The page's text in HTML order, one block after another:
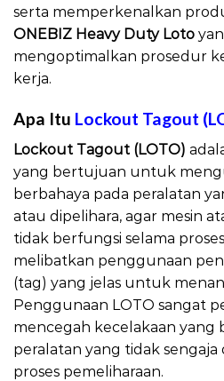
serta memperkenalkan
ONEBIZ Heavy Duty Loto
mengoptimalkan prosedur
kerja.
Apa Itu Lockout Tagout
Lockout Tagout (LOTO)
yang bertujuan untuk
berbahaya pada peralatan
atau dipelihara, agar mesin
tidak berfungsi selama
melibatkan penggunaan
(tag) yang jelas untuk
Penggunaan LOTO sangat
mencegah kecelakaan yang
peralatan yang tidak sengaja
proses pemeliharaan.